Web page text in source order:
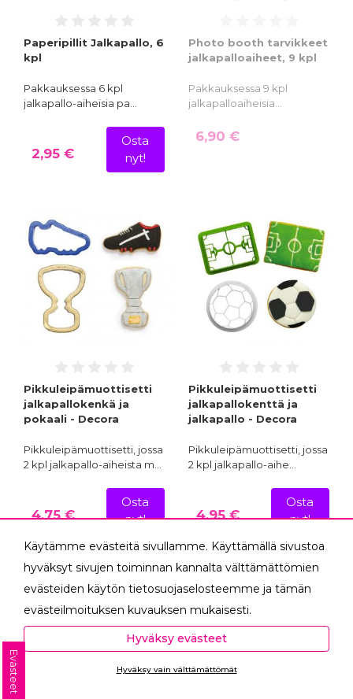
Paperipillit Jalkapallo, 6
kpl
Pakkauksessa 6 kpl
jalkapallo-aiheisia pa…
2,95 €
Osta
nyt!
Photo booth tarvikkeet
jalkapalloaiheet, 9 kpl
Pakkauksessa 9 kpl
jalkapalloaiheisia…
6,90 €
Pikkuleipämuottisetti
jalkapallokenkä ja
pokaali - Decora
Pikkuleipämuottisetti, jossa
2 kpl jalkapallo-aiheista m…
4,75 €
Osta
nyt!
Pikkuleipämuottisetti
jalkapallokenttä ja
jalkapallo - Decora
Pikkuleipämuottisetti, jossa
2 kpl jalkapallo-aihe…
4,95 €
Osta
nyt!
Käytämme evästeitä sivullamme. Käyttämällä sivustoa
hyväksyt sivujen toiminnan kannalta välttämättömien
evästeiden käytön tietosuojaselosteemme ja tämän
evästeilmoituksen kuvauksen mukaisesti.
Hyväksyessäsi analytiikka- ja markkinointievästeet
autat meitä mittaamaan ja analysoimaan
verkkosivumme toimintaa ja käyttöä (Analytiikka ja
Hyväksy evästeet
Hyväksy vain välttämättömät
Evästeet